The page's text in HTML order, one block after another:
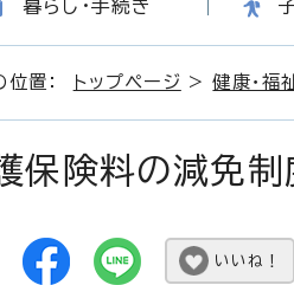
暮らし・手続き
位置： トップページ >健康・福
保険料の減免制
いいね！